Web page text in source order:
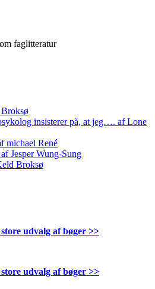
faglitteratur
insisterer på, at jeg…. af Lone
michael René
Jesper Wung-Sung
Broksø
udvalg af bøger >>
udvalg af bøger >>